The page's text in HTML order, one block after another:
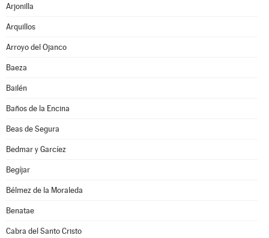
Arjonilla
Arquillos
Arroyo del Ojanco
Baeza
Bailén
Baños de la Encina
Beas de Segura
Bedmar y Garcíez
Begíjar
Bélmez de la Moraleda
Benatae
Cabra del Santo Cristo